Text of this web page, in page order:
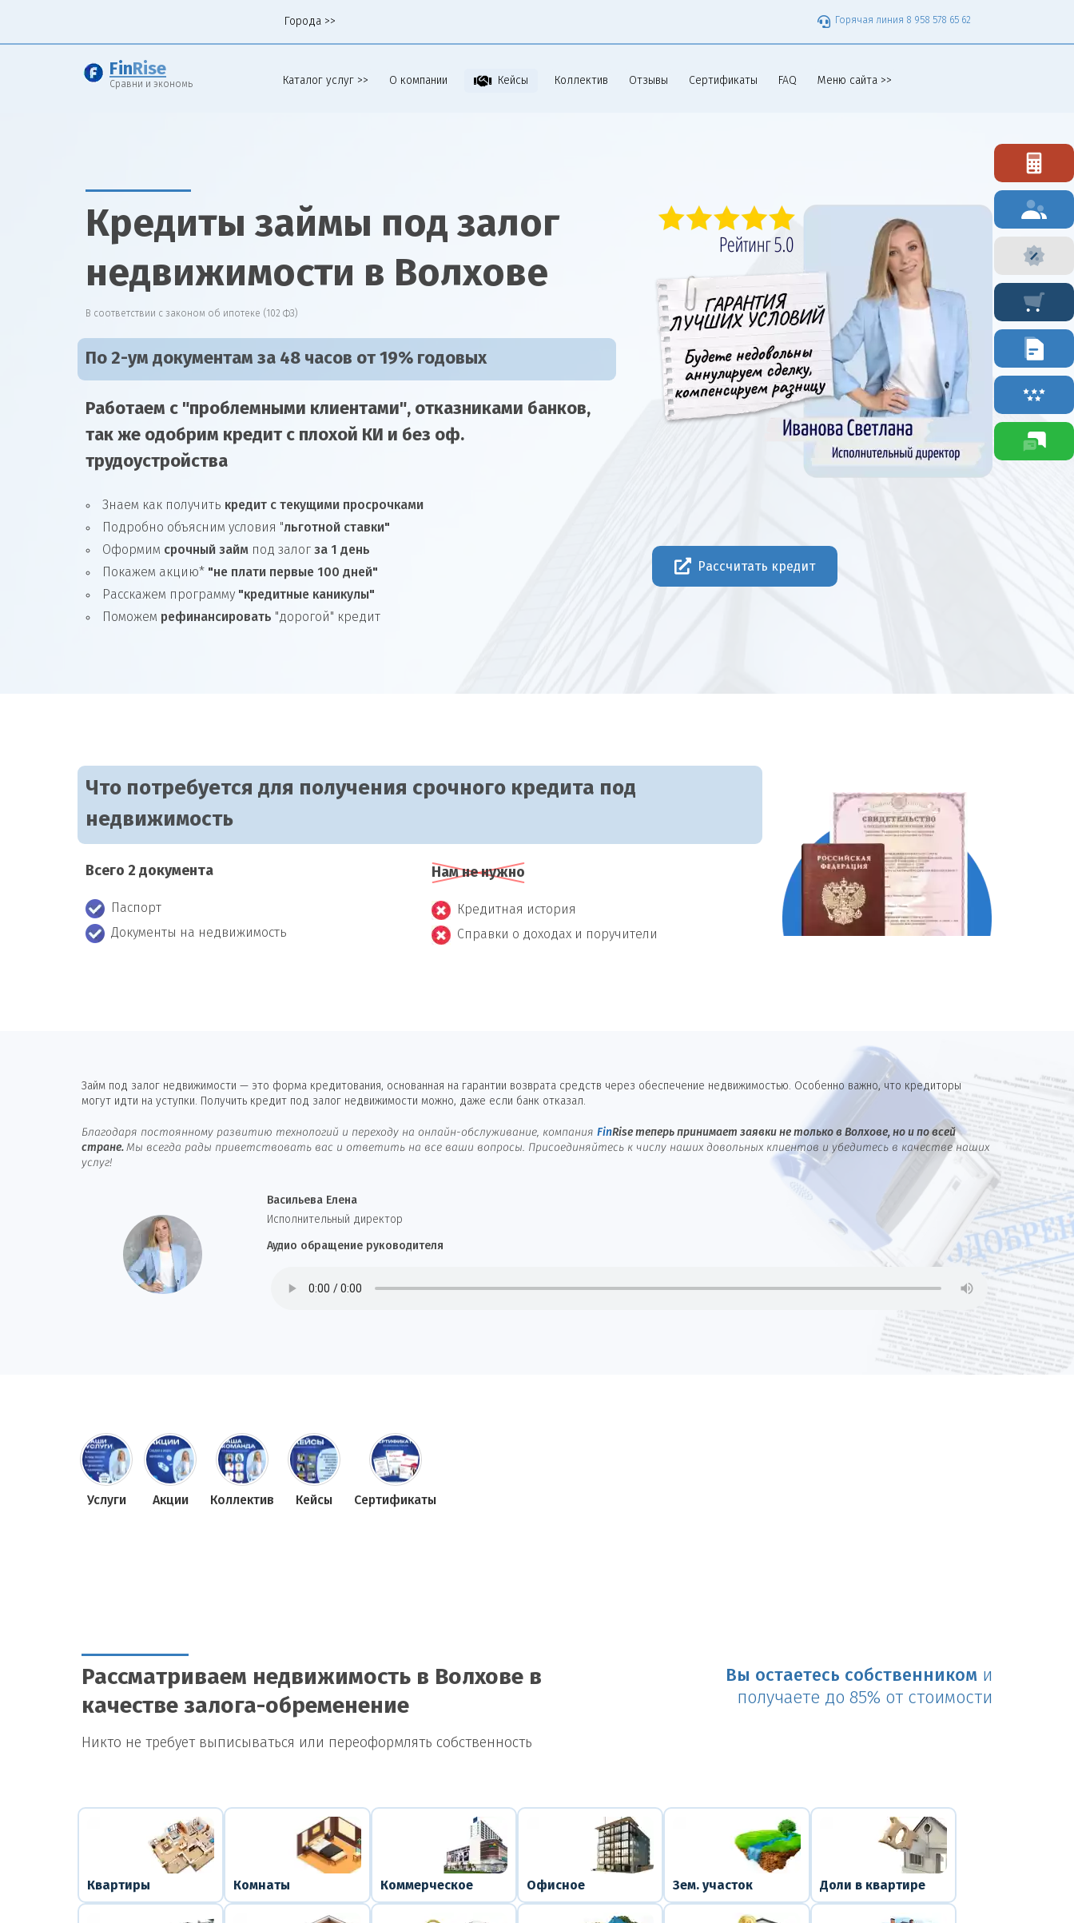
Города >> Горячая линия 8 958 578 65 62
Fin Rise
Сравни и экономь Каталог услуг >> О компании Кейсы Коллектив Отзывы Сертификаты FAQ Меню сайта >>
Кредиты займы под залог
недвижимости в Волхове
В соответствии с законом об ипотеке (102 ФЗ)
По 2-ум документам за 48 часов от 19% годовых
Работаем с "проблемными клиентами", отказниками банков,
так же одобрим кредит с плохой КИ и без оф.
трудоустройства
Знаем как получить кредит с текущими просрочками
Подробно объясним условия "льготной ставки"
Оформим срочный займ под залог за 1 день
Покажем акцию* "не плати первые 100 дней"
Расскажем программу "кредитные каникулы"
Поможем рефинансировать "дорогой" кредит
Рассчитать кредит
Что потребуется для получения срочного кредита под
недвижимость
Всего 2 документа
Паспорт
Документы на недвижимость
Нам не нужно
Кредитная история
Справки о доходах и поручители
Займ под залог недвижимости — это форма кредитования, основанная на гарантии возврата средств через обеспечение недвижимостью. Особенно важно, что кредиторы
могут идти на уступки. Получить кредит под залог недвижимости можно, даже если банк отказал.
Благодаря постоянному развитию технологий и переходу на онлайн-обслуживание, компания FinRise теперь принимает заявки не только в Волхове, но и по всей
стране. Мы всегда рады приветствовать вас и ответить на все ваши вопросы. Присоединяйтесь к числу наших довольных клиентов и убедитесь в качестве наших
услуг!
Васильева Елена
И сполнительный директор
Аудио обращение руководителя
Услуги Акции Коллектив Кейсы Сертификаты
Рассматриваем недвижимость в Волхове в
качестве залога-обременение
Вы остаетесь собственником и
получаете до 85% от стоимости
Никто не требует выписываться или переоформлять собственность
Квартиры Комнаты Коммерческое Офисное Зем. участок Доли в квартире